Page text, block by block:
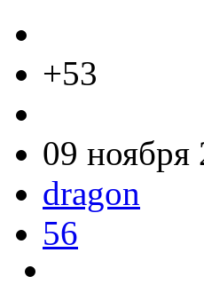
+53
09 ноября
dragon
56